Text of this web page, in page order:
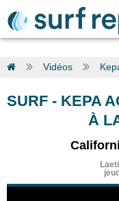
Vidéos
SURF - KEPA
À